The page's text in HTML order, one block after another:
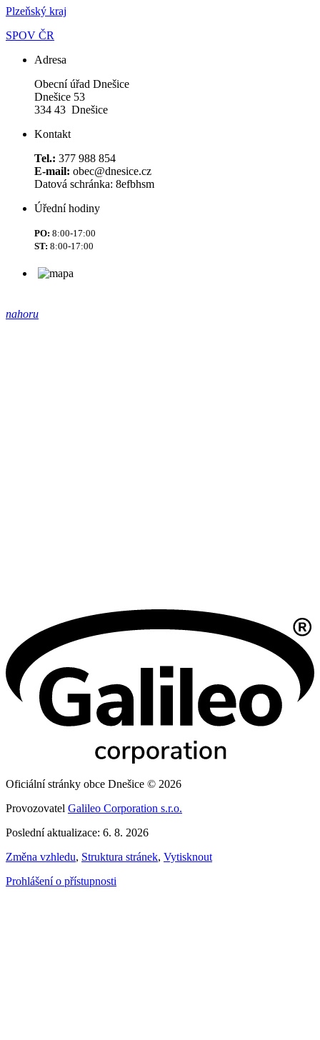
Plzeňský kraj
SPOV ČR
Adresa
Obecní úřad Dnešice
Dnešice 53
334 43 Dnešice
Kontakt
Tel.: 377 988 854
E-mail: obec@dnesice.cz
Datová schránka: 8efbhsm
Úřední hodiny
PO: 8:00-17:00
ST: 8:00-17:00
nahoru
Oficiální stránky obce Dnešice © 2026
Provozovatel Galileo Corporation s.r.o.
Poslední aktualizace: 6. 8. 2026
Změna vzhledu, Struktura stránek, Vytisknout
Prohlášení o přístupnosti